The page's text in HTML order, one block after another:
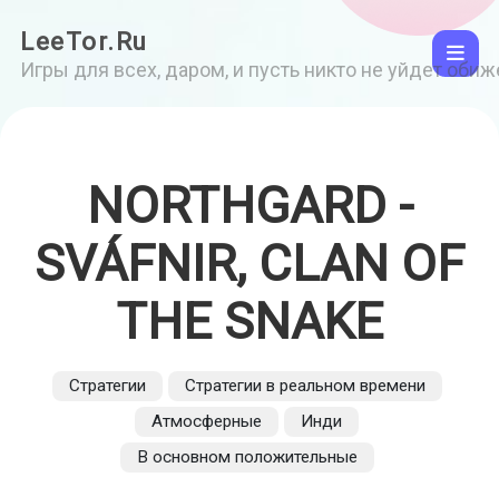
LeeTor.Ru
Игры для всех, даром, и пусть никто не уйдет
NORTHGARD -
SVÁFNIR, CLAN OF
THE SNAKE
Стратегии
Стратегии в реальном времени
Атмосферные
Инди
В основном положительные